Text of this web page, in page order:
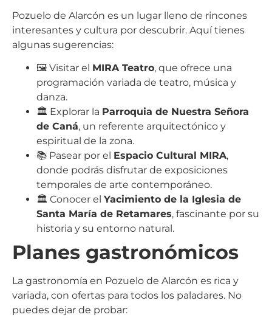
Pozuelo de Alarcón es un lugar lleno de rincones
interesantes y cultura por descubrir. Aquí tienes
algunas sugerencias:
🖼️ Visitar el MIRA Teatro, que ofrece una
programación variada de teatro, música y
danza.
🏛️ Explorar la Parroquia de Nuestra Señora
de Caná, un referente arquitectónico y
espiritual de la zona.
📚 Pasear por el Espacio Cultural MIRA,
donde podrás disfrutar de exposiciones
temporales de arte contemporáneo.
🏛️ Conocer el Yacimiento de la Iglesia de
Santa María de Retamares, fascinante por su
historia y su entorno natural.
Planes gastronómicos
La gastronomía en Pozuelo de Alarcón es rica y
variada, con ofertas para todos los paladares. No
puedes dejar de probar: